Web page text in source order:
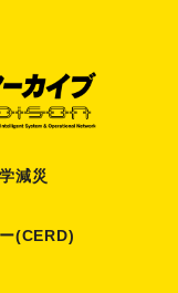
減災
(CERD)